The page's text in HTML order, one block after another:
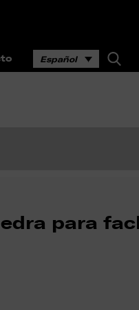
Español
para